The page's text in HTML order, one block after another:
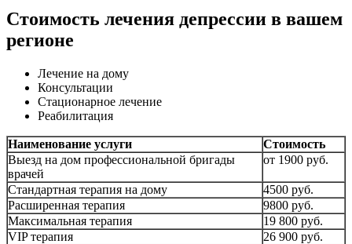
Стоимость лечения депрессии в вашем
регионе
Лечение на дому
Консультации
Стационарное лечение
Реабилитация
Наименование услуги
Стоимость
Выезд на дом профессиональной бригады
врачей
от 1900 руб.
Стандартная терапия на дому
4500 руб.
Расширенная терапия
9800 руб.
Максимальная терапия
19 800 руб.
VIP терапия
26 900 руб.